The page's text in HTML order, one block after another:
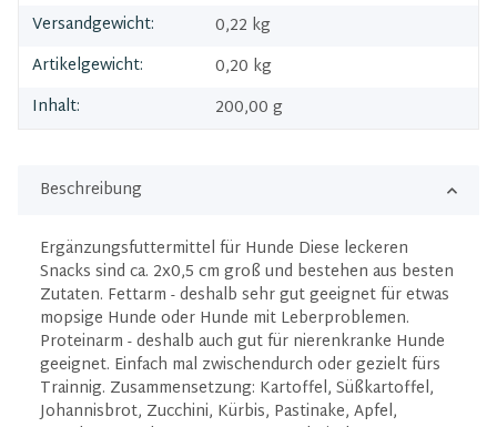
Versandgewicht:
0,22 kg
Artikelgewicht:
0,20 kg
Inhalt:
200,00 g
Beschreibung
Ergänzungsfuttermittel für Hunde Diese leckeren
Snacks sind ca. 2x0,5 cm groß und bestehen aus besten
Zutaten. Fettarm - deshalb sehr gut geeignet für etwas
mopsige Hunde oder Hunde mit Leberproblemen.
Proteinarm - deshalb auch gut für nierenkranke Hunde
geeignet. Einfach mal zwischendurch oder gezielt fürs
Trainnig. Zusammensetzung: Kartoffel, Süßkartoffel,
Johannisbrot, Zucchini, Kürbis, Pastinake, Apfel,